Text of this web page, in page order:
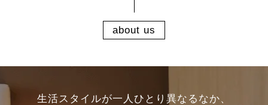
about us
生活スタイルが一人ひとり異なるなか、